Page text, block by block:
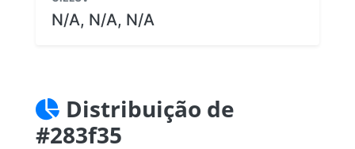
N/A, N/A, N/A
Distribuição de
#283f35